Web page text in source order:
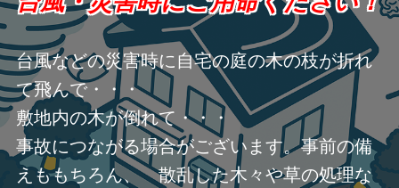
台風などの災害時に自宅の庭の木の枝が折れ
て飛んで・・・
敷地内の木が倒れて・・・
事故につながる場合がございます。事前の備
えももちろん、 散乱した木々や草の処理な